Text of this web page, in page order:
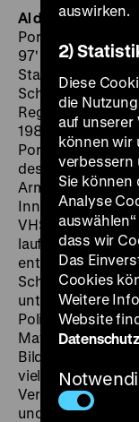
Al doilea joc The
Porumboiu, D:
97'
· DCP, OmU
Staatssicherheit
Schneegestöber
Regimesturzes
1988, und der
Porumboiu pfeift
des Jahres
Armeeverein und
VHS-Aufnahme
laufen, wie sein
entschied, das
Schnee, über
unterhalten sich
Politik, über
Materialqualität
Bildes eine
viel Selbstironie
und Ästhetik,
auswirken.
2)
Diese
die
auf unserer
können wir
verbessern
Sie können
Analyse
dass wir
Das
Cookies
Weitere
Website